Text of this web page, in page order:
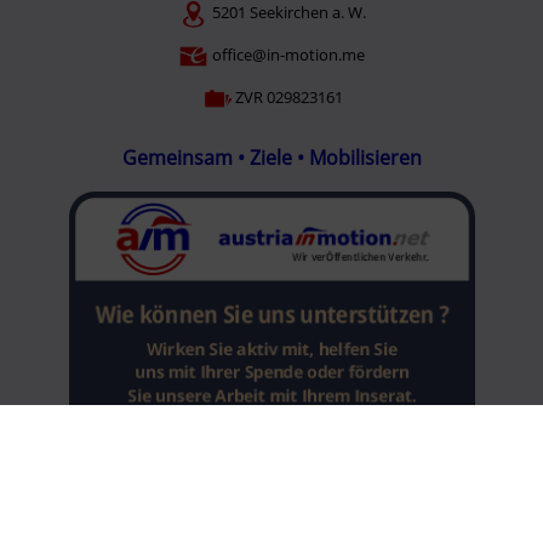
5201 Seekirchen a. W.
office@in-motion.me
ZVR 029823161
Gemeinsam • Ziele • Mobilisieren